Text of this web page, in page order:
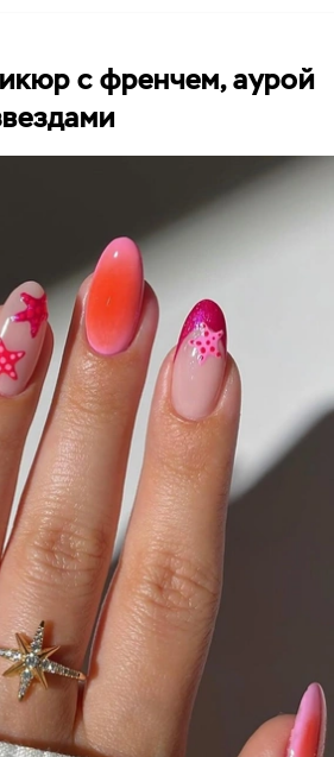
с френчем, аурой